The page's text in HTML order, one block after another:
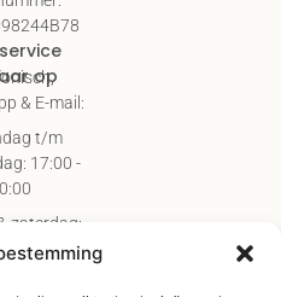
op
& E-mail:
t/m
17:00 -
zaterdag:
- 17:00